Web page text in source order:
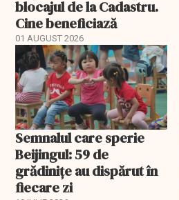
blocajul de la Cadastru.
Cine beneficiază
01 AUGUST 2026
Semnalul care sperie
Beijingul: 59 de
grădinițe au dispărut în
fiecare zi